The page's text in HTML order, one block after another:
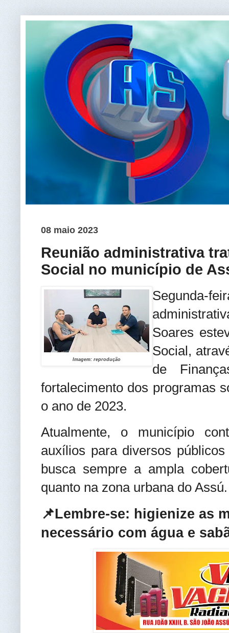
08 maio 2023
Reunião administrativa
Social no município de
Imagem: reprodução
Segunda-
Soares
Social,
de
fortalecimento dos programas
o ano de 2023.
Atualmente, o município
auxílios para diversos
busca sempre a ampla
quanto na zona urbana do Assú.
📌Lembre-se: higienize as
necessário com água e